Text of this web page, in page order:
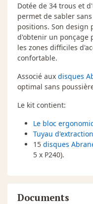
Dotée de 34 trous et
permet de sabler
positions. Son design
d'obtenir un ponçage
les zones difficiles
confortable.
Associé aux disques
optimal sans
Le kit contient:
Le bloc
Tuyau
15 disques
5 x P240).
Documents